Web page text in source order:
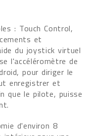
: Touch Control,
et
du joystick virtuel
l'accéléromètre de
pour diriger le
enregistrer et
que le pilote, puisse
d'environ 8